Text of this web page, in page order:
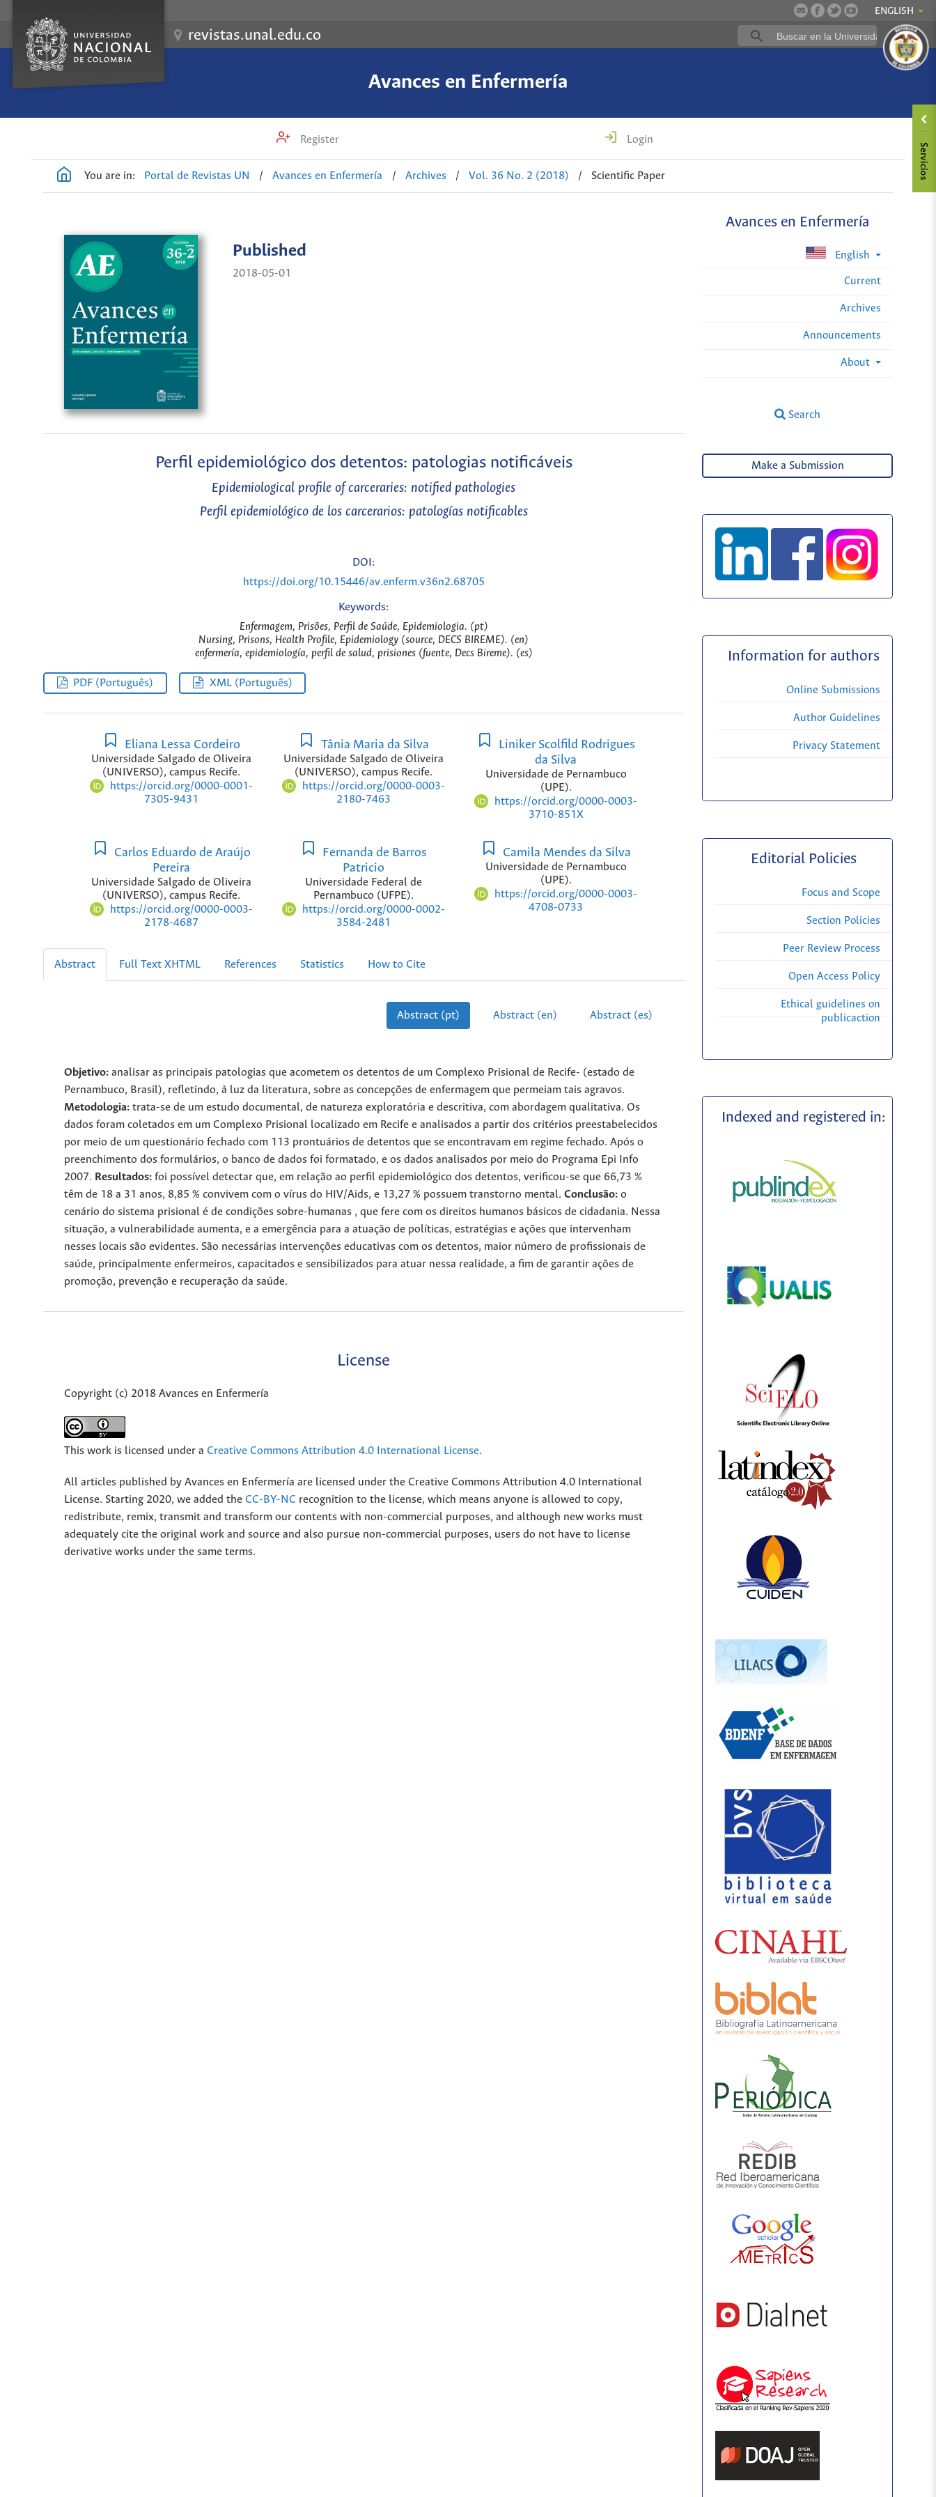
ENGLISH
revistas.unal.edu.co
Avances en Enfermería
Register Login
You are in: Portal de Revistas UN / Avances en Enfermería / Archives / Vol. 36 No. 2 (2018) / Scientific Paper
Avances en Enfermería
English
Current
Archives
Announcements
About
Search
Published
2018-05-01
Perfil epidemiológico dos detentos: patologias notificáveis
Epidemiological profile of carceraries: notified pathologies
Perfil epidemiológico de los carcerarios: patologías notificables
DOI:
https://doi.org/10.15446/av.enferm.v36n2.68705
Keywords:
Enfermagem, Prisões, Perfil de Saúde, Epidemiologia. (pt)
Nursing, Prisons, Health Profile, Epidemiology (source, DECS BIREME). (en)
enfermería, epidemiología, perfil de salud, prisiones (fuente, Decs Bireme). (es)
PDF (Português) XML (Português)
Eliana Lessa Cordeiro
Universidade Salgado de Oliveira
(UNIVERSO), campus Recife.
https://orcid.org/0000-0001-
7305-9431
Tânia Maria da Silva
Universidade Salgado de Oliveira
(UNIVERSO), campus Recife.
https://orcid.org/0000-0003-
2180-7463
Liniker Scolfild Rodrigues
da Silva
Universidade de Pernambuco
(UPE).
https://orcid.org/0000-0003-
3710-851X
Carlos Eduardo de Araújo
Pereira
Universidade Salgado de Oliveira
(UNIVERSO), campus Recife.
https://orcid.org/0000-0003-
2178-4687
Fernanda de Barros
Patricio
Universidade Federal de
Pernambuco (UFPE).
https://orcid.org/0000-0002-
3584-2481
Camila Mendes da Silva
Universidade de Pernambuco
(UPE).
https://orcid.org/0000-0003-
4708-0733
Abstract Full Text XHTML References Statistics How to Cite
Abstract (pt) Abstract (en) Abstract (es)
Objetivo: analisar as principais patologias que acometem os detentos de um Complexo Prisional de Recife- (estado de
Pernambuco, Brasil), refletindo, à luz da literatura, sobre as concepções de enfermagem que permeiam tais agravos.
Metodologia: trata-se de um estudo documental, de natureza exploratória e descritiva, com abordagem qualitativa. Os
dados foram coletados em um Complexo Prisional localizado em Recife e analisados a partir dos critérios preestabelecidos
por meio de um questionário fechado com 113 prontuários de detentos que se encontravam em regime fechado. Após o
preenchimento dos formulários, o banco de dados foi formatado, e os dados analisados por meio do Programa Epi Info
2007. Resultados: foi possível detectar que, em relação ao perfil epidemiológico dos detentos, verificou-se que 66,73 %
têm de 18 a 31 anos, 8,85 % convivem com o vírus do HIV/Aids, e 13,27 % possuem transtorno mental. Conclusão: o
cenário do sistema prisional é de condições sobre-humanas , que fere com os direitos humanos básicos de cidadania. Nessa
situação, a vulnerabilidade aumenta, e a emergência para a atuação de políticas, estratégias e ações que intervenham
nesses locais são evidentes. São necessárias intervenções educativas com os detentos, maior número de profissionais de
saúde, principalmente enfermeiros, capacitados e sensibilizados para atuar nessa realidade, a fim de garantir ações de
promoção, prevenção e recuperação da saúde.
License
Copyright (c) 2018 Avances en Enfermería
This work is licensed under a Creative Commons Attribution 4.0 International License.
All articles published by Avances en Enfermería are licensed under the Creative Commons Attribution 4.0 International
License. Starting 2020, we added the CC-BY-NC recognition to the license, which means anyone is allowed to copy,
redistribute, remix, transmit and transform our contents with non-commercial purposes, and although new works must
adequately cite the original work and source and also pursue non-commercial purposes, users do not have to license
derivative works under the same terms.
Make a Submission
Information for authors
Online Submissions
Author Guidelines
Privacy Statement
Editorial Policies
Focus and Scope
Section Policies
Peer Review Process
Open Access Policy
Ethical guidelines on
publicaction
Indexed and registered in: